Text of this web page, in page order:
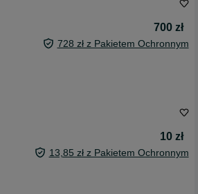
700 zł
728 zł z Pakietem Ochronnym
10 zł
13,85 zł z Pakietem Ochronnym